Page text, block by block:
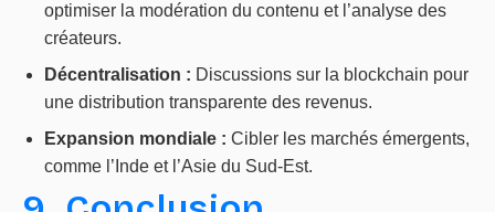
optimiser la modération du contenu et l’analyse des
créateurs.
Décentralisation : Discussions sur la blockchain pour
une distribution transparente des revenus.
Expansion mondiale : Cibler les marchés émergents,
comme l’Inde et l’Asie du Sud-Est.